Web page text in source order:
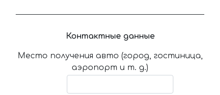
Контактные данные
Место получения авто (город, гостиница,
аэропорт и т. д.)